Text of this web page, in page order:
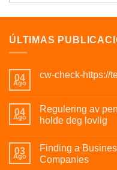
ÚLTIMAS
04
Ago
cw-check-https://
04
Ago
Regulering av
holde deg lovlig
03
Ago
Finding a
Companies